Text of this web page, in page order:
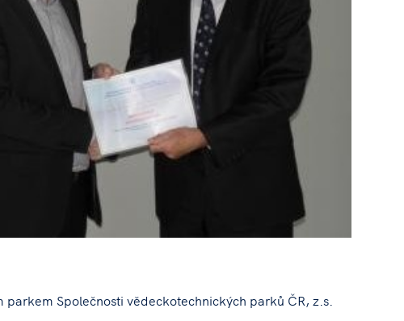
parkem Společnosti vědeckotechnických parků ČR, z.s.